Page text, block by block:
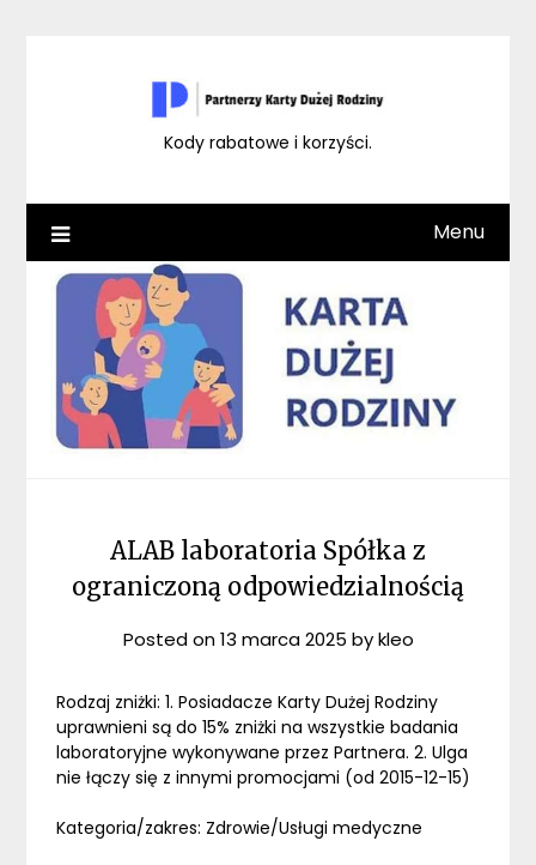
Kody rabatowe i korzyści.
Menu
ALAB laboratoria Spółka z
ograniczoną odpowiedzialnością
Posted on13 marca 2025 bykleo
Rodzaj zniżki: 1. Posiadacze Karty Dużej Rodziny
uprawnieni są do 15% zniżki na wszystkie badania
laboratoryjne wykonywane przez Partnera. 2. Ulga
nie łączy się z innymi promocjami (od 2015-12-15)
Kategoria/zakres: Zdrowie/Usługi medyczne